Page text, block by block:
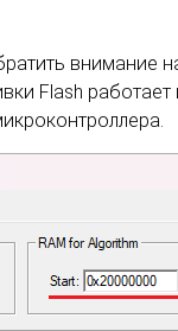
внимание
Flash